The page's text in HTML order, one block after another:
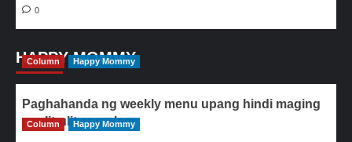
0
HAPPY MOMMY
Column Happy Mommy
Paghahanda ng weekly menu upang hindi maging
paulit-ulit ang ulam
Column Happy Mommy